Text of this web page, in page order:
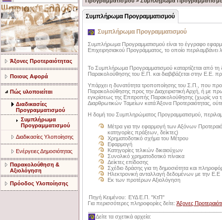
Άξονες Προτεραιότητας
Ποιους Αφορά
Πώς υλοποιείται
Διαδικασίες
Προγραμματισμού
Συμπλήρωμα
Προγραμματισμού
Διαδικασίες Υλοποίησης
Ενέργειες Δημοσιότητας
Παρακολούθηση &
Αξιολόγηση
Πρόοδος Υλοποίησης
Συμπλήρωμα Προγραμματισμού
Συμπλήρωμα Προγραμματισμού
Συμπλήρωμα Προγραμματισμού είναι το έγγραφο
Επιχειρησιακού Προγράμματος, το οποίο περιλαμβάνει
Το Συμπλήρωμα Προγραμματισμού καταρτίζεται από τη
Παρακολούθησης του Ε.Π. και διαβιβάζεται στην Ε.Ε.
Υπάρχει η δυνατότητα τροποποίησης του Σ.Π., που
Παρακολούθησης προς την Διαχειριστική Αρχή, ή με
εγκρίσεως της Επιτροπής Παρακολούθησης (χωρίς να
Διαρθρωτικών Ταμείων κατά Άξονα Προτεραιότητας, ούτε
Η δομή του Συμπληρώματος Προγραμματισμού,
Μέτρα για την εφαρμογή των Αξόνων
κατηγορίες πράξεων, δείκτες)
Χρηματοδοτικό σχήμα του Μέτρου
Εφαρμογή
Κατηγορίες τελικών δικαιούχων
Συνολικό χρηματοδοτικό πίνακα
Δείκτες επίδοσης
Σχέδιο δράσης για τη δημοσιότητα και
Ηλεκτρονική ανταλλαγή δεδομένων με την Ε.Ε
Εκ των προτέρων Αξιολόγηση
Πηγή Κειμένου: ΕΥΔ Ε.Π. "ΚτΠ"
Για περισσότερες πληροφορίες δείτε: Άξονες
Δείτε τα σχετικά αρχεία: